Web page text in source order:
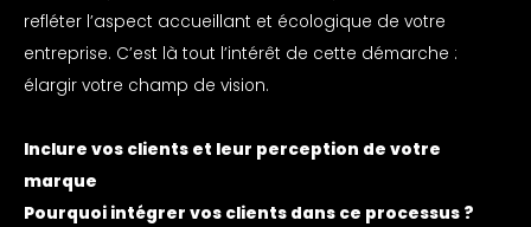
refléter l’aspect accueillant et écologique de votre
entreprise. C’est là tout l’intérêt de cette démarche :
élargir votre champ de vision.
Inclure vos clients et leur perception de votre
marque
Pourquoi intégrer vos clients dans ce processus ?